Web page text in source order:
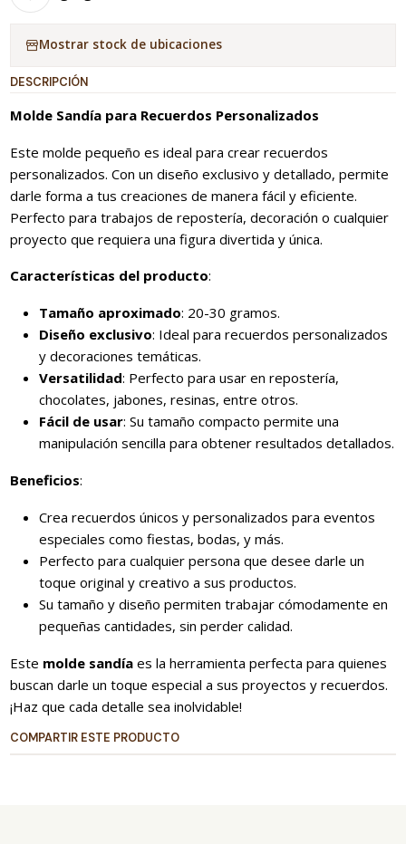
Mostrar stock de ubicaciones
DESCRIPCIÓN
Molde Sandía para Recuerdos Personalizados
Este molde pequeño es ideal para crear recuerdos
personalizados. Con un diseño exclusivo y detallado, permite
darle forma a tus creaciones de manera fácil y eficiente.
Perfecto para trabajos de repostería, decoración o cualquier
proyecto que requiera una figura divertida y única.
Características del producto:
Tamaño aproximado: 20-30 gramos.
Diseño exclusivo: Ideal para recuerdos personalizados
y decoraciones temáticas.
Versatilidad: Perfecto para usar en repostería,
chocolates, jabones, resinas, entre otros.
Fácil de usar: Su tamaño compacto permite una
manipulación sencilla para obtener resultados detallados.
Beneficios:
Crea recuerdos únicos y personalizados para eventos
especiales como fiestas, bodas, y más.
Perfecto para cualquier persona que desee darle un
toque original y creativo a sus productos.
Su tamaño y diseño permiten trabajar cómodamente en
pequeñas cantidades, sin perder calidad.
Este molde sandía es la herramienta perfecta para quienes
buscan darle un toque especial a sus proyectos y recuerdos.
¡Haz que cada detalle sea inolvidable!
COMPARTIR ESTE PRODUCTO